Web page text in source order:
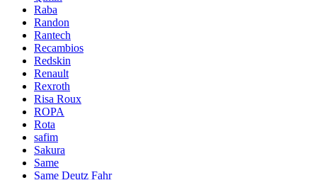
Raba
Randon
Rantech
Recambios
Redskin
Renault
Rexroth
Risa Roux
ROPA
Rota
safim
Sakura
Same
Same Deutz Fahr